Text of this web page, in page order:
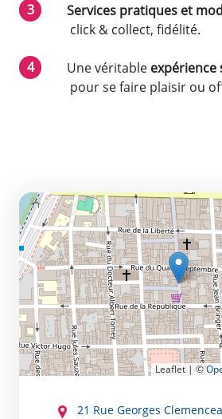
Services pratiques et
click & collect, fidélité.
Une véritable expérience
pour se faire plaisir ou
Leaflet | ©
21 Rue Georges